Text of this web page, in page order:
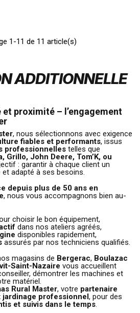
1-11 de 11 article(s)
ADDITIONNELLE
proximité – l’engagement
, nous sélectionnons avec exigence
fiables et performants, issus
professionnelles telles que
Grillo, John Deere, Tom’K, ou
: garantir à chaque client un
adapté à ses besoins.
depuis plus de 50 ans en
, nous vous accompagnons bien au-
choisir le bon équipement,
dans nos ateliers agréés,
disponibles rapidement,
assurés par nos techniciens qualifiés.
magasins de Bergerac, Boulazac
Saint-Nazaire vous accueillent
démontrer les machines et
matériel.
Rural Master, votre partenaire
professionnel, pour des
et suivis dans le temps